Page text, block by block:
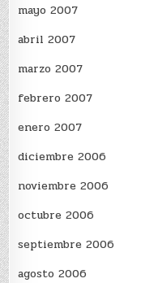
mayo 2007
abril 2007
marzo 2007
febrero 2007
enero 2007
diciembre 2006
noviembre 2006
octubre 2006
septiembre 2006
agosto 2006